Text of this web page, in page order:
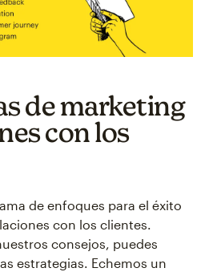
de marketing
con los
de enfoques para el éxito
con los clientes.
consejos, puedes
estrategias. Echemos un